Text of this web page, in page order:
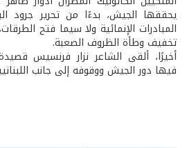
يحققها الجيش، بدءًا من تحرير جرود
المبادرات الإنمائية ولا سيما فتح
تخفيف وطأة الظروف الصعبة.
أخيرًا، ألقى الشاعر نزار فرنسيس
فيها دور الجيش ووقوفه إلى جانب